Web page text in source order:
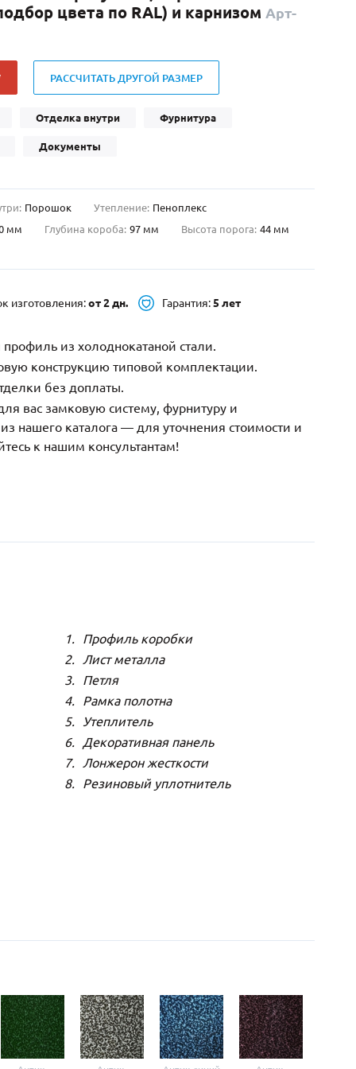
Нестандартные (479)
С фрамугой(265)
С внутренним открыванием(2)
цвета по RAL) и карнизом Арт-
РАССЧИТАТЬ ДРУГОЙ РАЗМЕР
Отделка внутри Фурнитура
Документы
Порошок Утепление: Пеноплекс
мм Глубина короба: 97 мм Высота порога: 44 мм
изготовления:от 2 дн. Гарантия:5 лет
из холоднокатаной стали.
конструкцию типовой комплектации.
без доплаты.
вас замковую систему, фурнитуру и
нашего каталога — для уточнения стоимости и
к нашим консультантам!
Профиль коробки
Лист металла
Петля
Рамка полотна
Утеплитель
Декоративная панель
Лонжерон жесткости
Резиновый уплотнитель